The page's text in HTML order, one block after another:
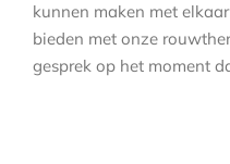
kunnen maken met
bieden met onze
gesprek op het moment